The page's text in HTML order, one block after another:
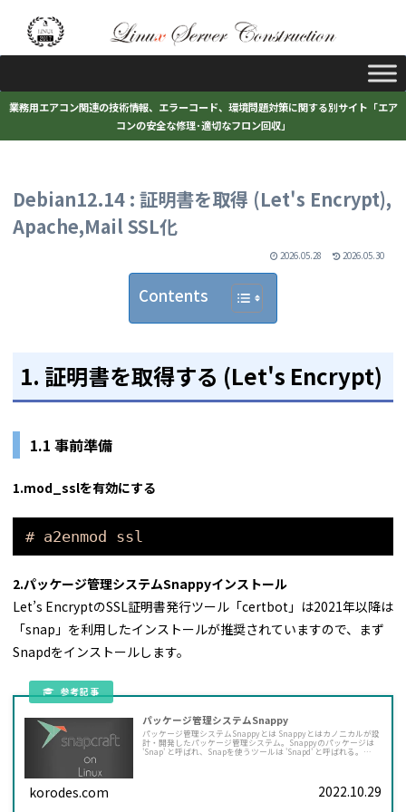
業務用エアコン関連の技術情報、エラーコード、環境問題対策に関する別サイト「エア
コンの安全な修理･適切なフロン回収」
Debian12.14 : 証明書を取得 (Let's Encrypt),
Apache,Mail SSL化
2026.05.28 2026.05.30
Contents
1. 証明書を取得する (Let's Encrypt)
1.1 事前準備
1.mod_sslを有効にする
# a2enmod ssl
2.パッケージ管理システムSnappyインストール
Let’s EncryptのSSL証明書発行ツール「certbot」は2021年以降は
「snap」を利用したインストールが推奨されていますので、まず
Snapdをインストールします。
パッケージ管理システムSnappy
パッケージ管理システムSnappyとは Snappyとはカノニカルが設
計・開発したパッケージ管理システム。Snappyのパッケージは
'Snap' と呼ばれ、Snapを使うツールは 'Snapd' と呼ばれる。
korodes.com 2022.10.29